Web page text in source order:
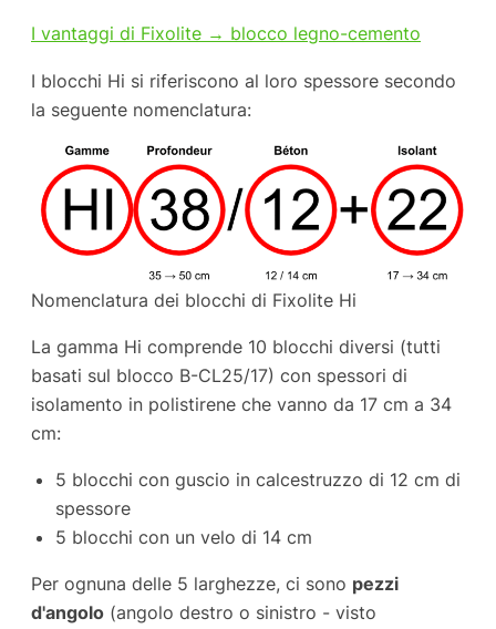
I vantaggi di Fixolite → blocco legno-cemento
I blocchi Hi si riferiscono al loro spessore secondo
la seguente nomenclatura:
Nomenclatura dei blocchi di Fixolite Hi
La gamma Hi comprende 10 blocchi diversi (tutti
basati sul blocco B-CL25/17) con spessori di
isolamento in polistirene che vanno da 17 cm a 34
cm:
5 blocchi con guscio in calcestruzzo di 12 cm di
spessore
5 blocchi con un velo di 14 cm
Per ognuna delle 5 larghezze, ci sono pezzi
d'angolo (angolo destro o sinistro - visto